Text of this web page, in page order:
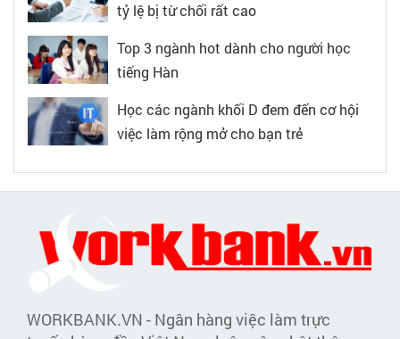
tỷ lệ bị từ chối rất cao
Top 3 ngành hot dành cho người học
tiếng Hàn
Học các ngành khối D đem đến cơ hội
việc làm rộng mở cho bạn trẻ
WORKBANK.VN - Ngân hàng việc làm trực